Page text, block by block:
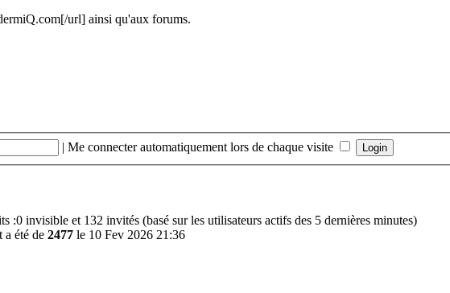
url] ainsi qu'aux forums.
| Me connecter automatiquement lors de chaque visite
:0 invisible et 132 invités (basé sur les utilisateurs actifs des 5 dernières minutes)
a été de 2477 le 10 Fev 2026 21:36